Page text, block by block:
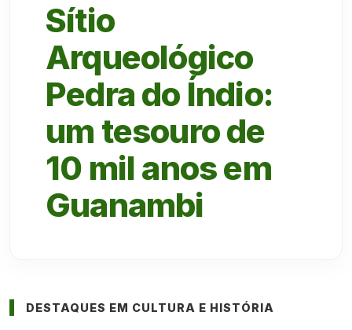
Sítio
Arqueológico
Pedra do Índio:
um tesouro de
10 mil anos em
Guanambi
DESTAQUES EM CULTURA E HISTÓRIA